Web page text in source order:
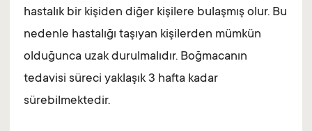
hastalık bir kişiden diğer kişilere bulaşmış olur. Bu
nedenle hastalığı taşıyan kişilerden mümkün
olduğunca uzak durulmalıdır. Boğmacanın
tedavisi süreci yaklaşık 3 hafta kadar
sürebilmektedir.